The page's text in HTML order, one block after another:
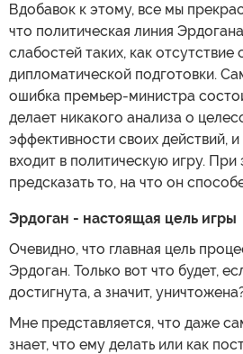
Вдобавок к этому, все мы
что политическая линия
слабостей таких, как отсутствие
дипломатической подготовки.
ошибка премьер-министра
делает никакого анализа о
эффективности своих действий,
входит в политическую игру.
предсказать то, на что он
Эрдоган - настоящая цель игры
Очевидно, что главная цель
Эрдоган. Только вот что будет,
достигнута, а значит,
Мне представляется, что даже
знает, что ему делать или как